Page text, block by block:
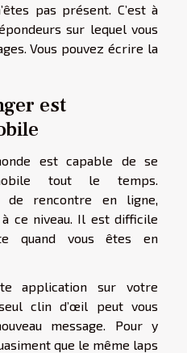
pas présent. C’est à
sur lequel vous
Vous pouvez écrire la
est
est capable de se
tout le temps.
de rencontre en ligne,
ce niveau. Il est difficile
quand vous êtes en
application sur votre
clin d’œil peut vous
message. Pour y
que le même laps